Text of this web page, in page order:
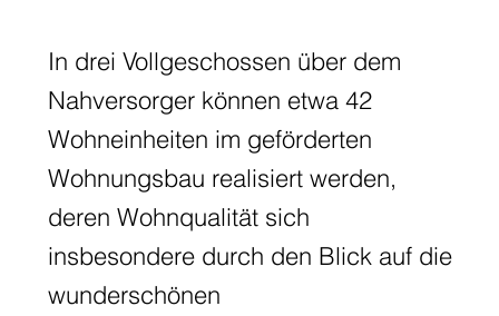
In drei Vollgeschossen über dem
Nahversorger können etwa 42
Wohneinheiten im geförderten
Wohnungsbau realisiert werden,
deren Wohnqualität sich
insbesondere durch den Blick auf die
wunderschönen